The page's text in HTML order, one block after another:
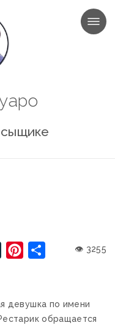
МЕНЮ
LiveJournal
PinterestОтправить
👁 3255
девушка по имени
обращается